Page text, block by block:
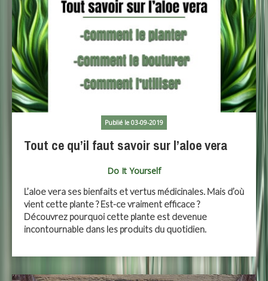
Publié le 03-09-2019
Tout ce qu’il faut savoir sur l’aloe vera
Do It Yourself
L’aloe vera ses bienfaits et vertus médicinales. Mais d’où
vient cette plante ? Est-ce vraiment efficace ?
Découvrez pourquoi cette plante est devenue
incontournable dans les produits du quotidien.